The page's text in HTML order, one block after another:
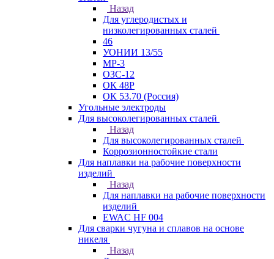
Назад
Для углеродистых и
низколегированных сталей
46
УОНИИ 13/55
МР-3
ОЗС-12
ОК 48Р
ОК 53.70 (Россия)
Угольные электроды
Для высоколегированных сталей
Назад
Для высоколегированных сталей
Коррозионностойкие стали
Для наплавки на рабочие поверхности
изделий
Назад
Для наплавки на рабочие поверхности
изделий
EWAC HF 004
Для сварки чугуна и сплавов на основе
никеля
Назад